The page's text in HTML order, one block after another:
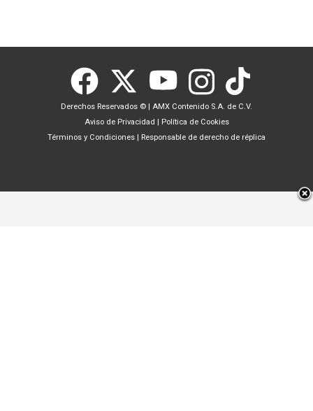
Derechos Reservados © | AMX Contenido S.A. de C.V.
Aviso de Privacidad | Política de Cookies
Términos y Condiciones | Responsable de derecho de réplica